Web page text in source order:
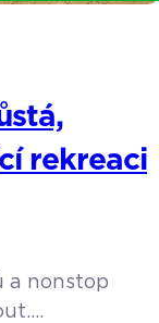
rekreaci
a nonstop